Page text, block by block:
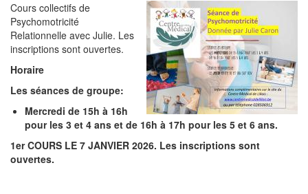
Cours collectifs de
Psychomotricité
Relationnelle avec Julie. Les
inscriptions sont ouvertes.
Horaire
Les séances de groupe:
Mercredi de 15h à 16h
pour les 3 et 4 ans et de 16h à 17h pour les 5 et 6 ans.
1er COURS LE 7 JANVIER 2026. Les inscriptions sont
ouvertes.